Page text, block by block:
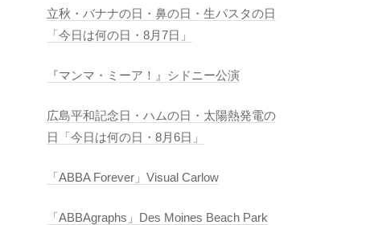
立秋・バナナの日・鼻の日・生パスタの日
「今日は何の日・8月7日」
『マンマ・ミーア！』シドニー公演
広島平和記念日・ハムの日・太陽熱発電の
日「今日は何の日・8月6日」
「ABBA Forever」Visual Carlow
「ABBAgraphs」Des Moines Beach Park